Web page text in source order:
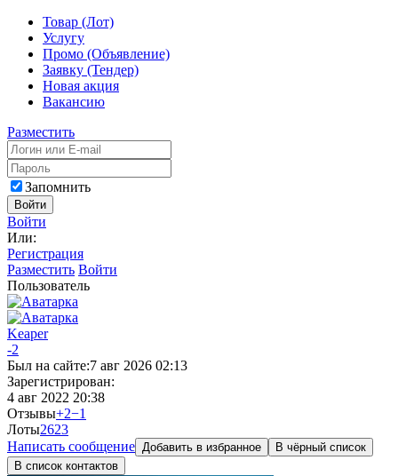
Товар (Лот)
Услугу
Промо (Объявление)
Заявку (Тендер)
Новая акция
Вакансию
Разместить
Запомнить
Войти
Войти
Или:
Регистрация
Разместить Войти
Пользователь
Keaper
-2
Был на сайте:7 авг 2026 02:13
Зарегистрирован:
4 авг 2022 20:38
Отзывы+2−1
Лоты2623
Написать сообщение Добавить в избранное
В чёрный список
В список контактов